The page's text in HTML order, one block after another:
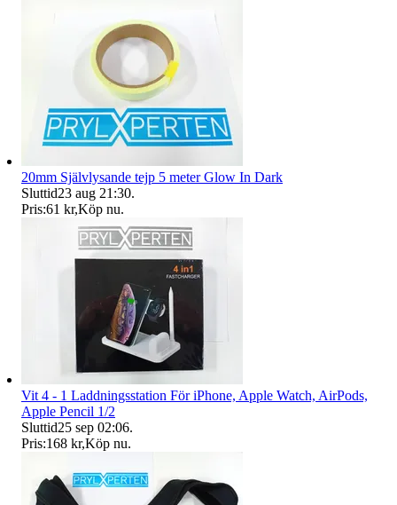
20mm Självlysande tejp 5 meter Glow In Dark
Sluttid23 aug 21:30.
Pris:61 kr,Köp nu.
Vit 4 - 1 Laddningsstation För iPhone, Apple Watch, AirPods,
Apple Pencil 1/2
Sluttid25 sep 02:06.
Pris:168 kr,Köp nu.